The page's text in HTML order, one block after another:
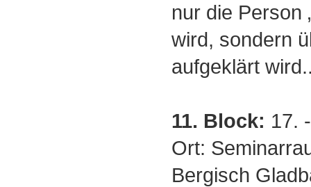
nur die Person
wird, sondern
aufgeklärt
11. Block: 17.
Ort:
Bergisch